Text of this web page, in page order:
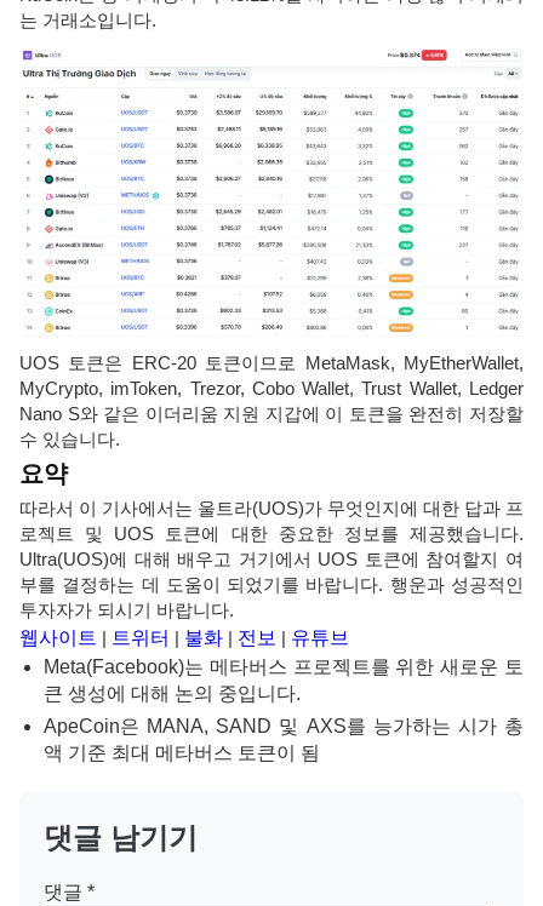
는 거래소입니다.
UOS 토큰은 ERC-20 토큰이므로 MetaMask, MyEtherWallet,
MyCrypto, imToken, Trezor, Cobo Wallet, Trust Wallet, Ledger
Nano S와 같은 이더리움 지원 지갑에 이 토큰을 완전히 저장할
수 있습니다.
요약
따라서 이 기사에서는 울트라(UOS)가 무엇인지에 대한 답과 프
로젝트 및 UOS 토큰에 대한 중요한 정보를 제공했습니다.
Ultra(UOS)에 대해 배우고 거기에서 UOS 토큰에 참여할지 여
부를 결정하는 데 도움이 되었기를 바랍니다. 행운과 성공적인
투자자가 되시기 바랍니다.
웹사이트 | 트위터 | 불화 | 전보 | 유튜브
Meta(Facebook)는 메타버스 프로젝트를 위한 새로운 토
큰 생성에 대해 논의 중입니다.
ApeCoin은 MANA, SAND 및 AXS를 능가하는 시가 총
액 기준 최대 메타버스 토큰이 됨
댓글 남기기
댓글 *